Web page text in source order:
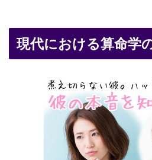
現代における算命学